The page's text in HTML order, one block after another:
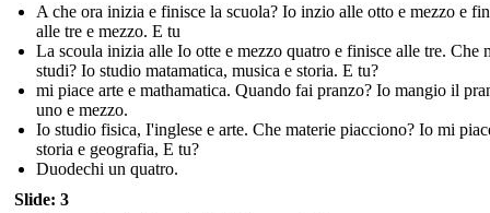
A che ora inizia e finisce la scuola? Io inzio alle otto e mezzo e
alle tre e mezzo. E tu
La scoula inizia alle Io otte e mezzo quatro e finisce alle tre. Che
studi? Io studio matamatica, musica e storia. E tu?
mi piace arte e mathamatica. Quando fai pranzo? Io mangio il
uno e mezzo.
Io studio fisica, I'inglese e arte. Che materie piacciono? Io mi
storia e geografia, E tu?
Duodechi un quatro.
Slide: 3